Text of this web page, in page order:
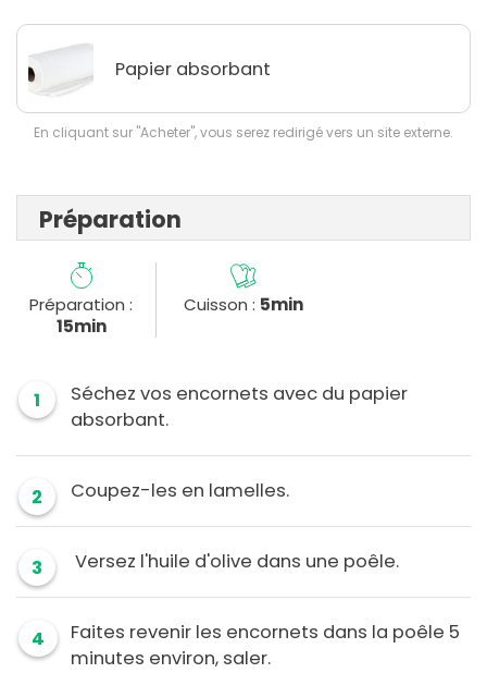
Papier absorbant
En cliquant sur "Acheter", vous serez redirigé vers un site externe.
Préparation
Préparation :
15min
Cuisson : 5min
1
Séchez vos encornets avec du papier
absorbant.
2 Coupez-les en lamelles.
3 Versez l'huile d'olive dans une poêle.
4
Faites revenir les encornets dans la poêle 5
minutes environ, saler.